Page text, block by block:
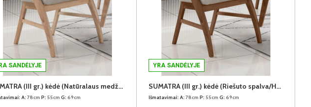
SANDĖLYJE
SUMATRA (III gr.) kėdė (Natūralaus medžio spalva/H31088-02 Šviesiai rudas)
A: 78cm P: 55cm G: 69cm
YRA SANDĖLYJE
SUMATRA (III gr.) kėdė (Riešuto spalva/H31088-02 Šviesiai rudas)
Išmatavimai: A: 78cm P: 55cm G: 69cm